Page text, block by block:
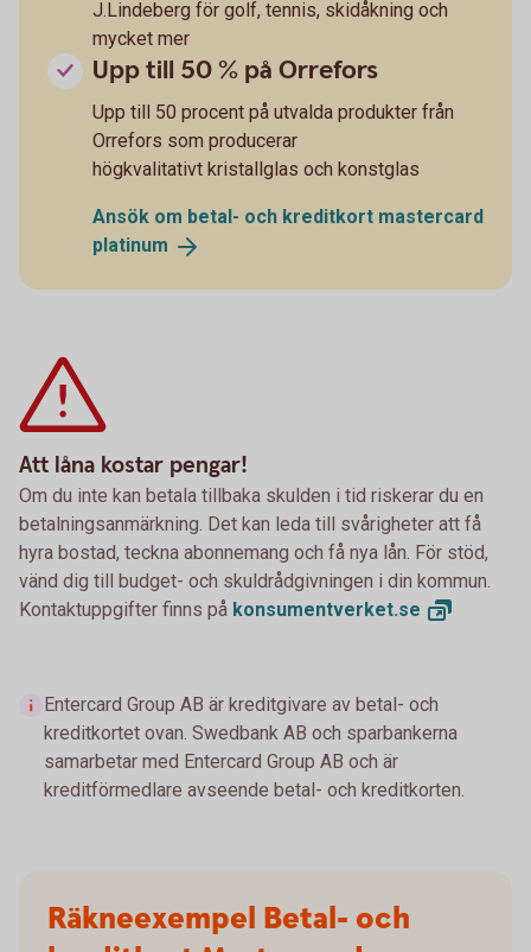
J.Lindeberg för golf, tennis, skidåkning och
mycket mer
Upp till 50 % på Orrefors
Upp till 50 procent på utvalda produkter från
Orrefors som producerar
högkvalitativt kristallglas och konstglas
Ansök om betal- och kreditkort mastercard
platinum
Att låna kostar pengar!
Om du inte kan betala tillbaka skulden i tid riskerar du en
betalningsanmärkning. Det kan leda till svårigheter att få
hyra bostad, teckna abonnemang och få nya lån. För stöd,
vänd dig till budget- och skuldrådgivningen i din kommun.
Kontaktuppgifter finns på konsumentverket.se
Entercard Group AB är kreditgivare av betal- och
kreditkortet ovan. Swedbank AB och sparbankerna
samarbetar med Entercard Group AB och är
kreditförmedlare avseende betal- och kreditkorten.
Räkneexempel Betal- och